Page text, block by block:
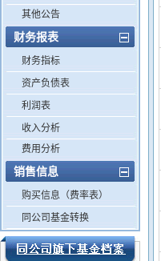
其他公告
财务报表
财务指标
资产负债表
利润表
收入分析
费用分析
销售信息
购买信息（费率表）
同公司基金转换